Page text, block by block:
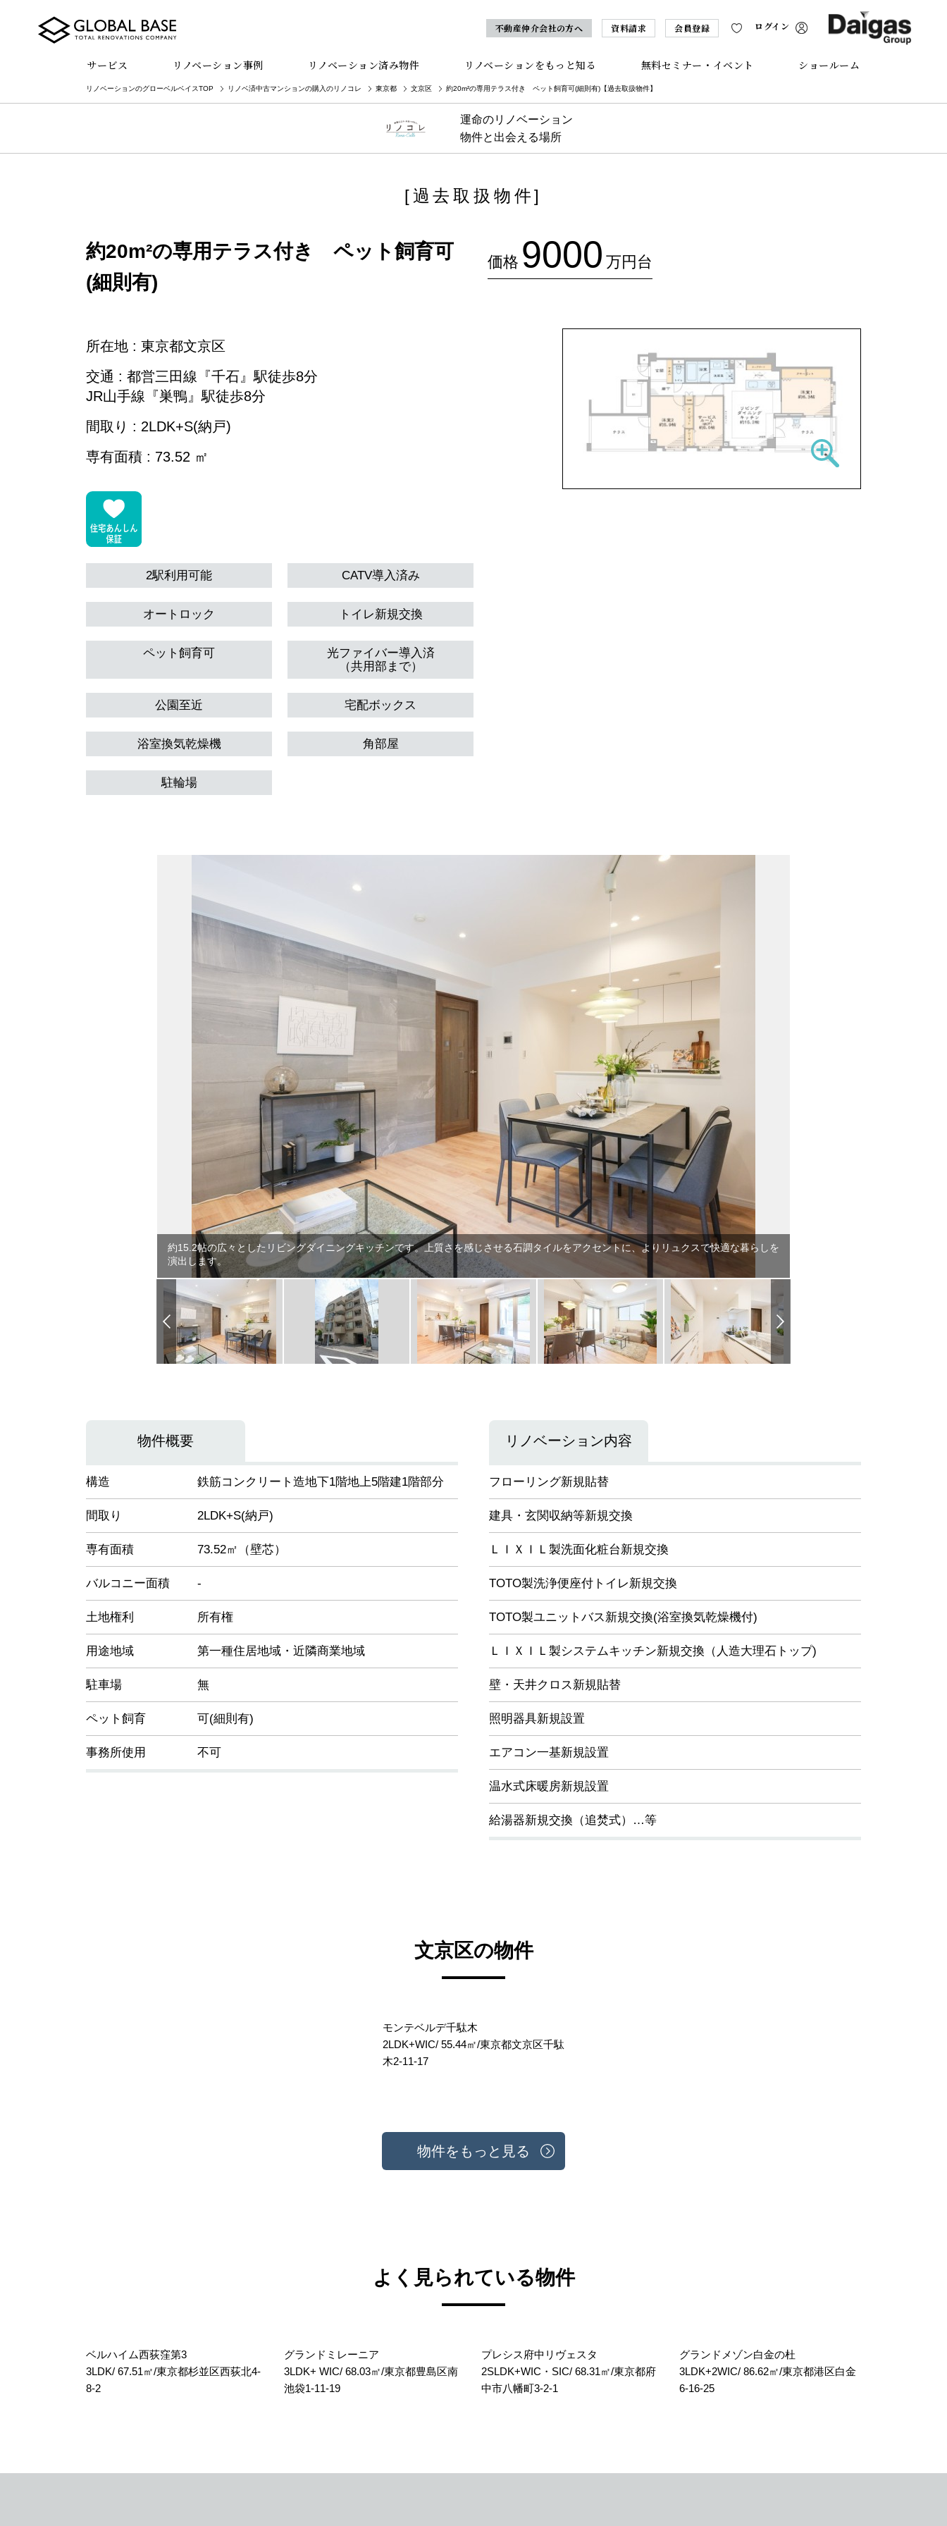
不動産仲介会社の方へ 資料請求 会員登録 ログイン
サービス リノベーション事例 リノベーション済み物件 リノベーションをもっと知る 無料セミナー・イベント ショールーム
リノベーションのグローベルベイスTOP リノベ済中古マンションの購入のリノコレ 東京都 文京区 約20m²の専用テラス付き ペット飼育可(細則有)【過去取扱物件】
運命のリノベーション
物件と出会える場所
[過去取扱物件]
約20m²の専用テラス付き ペット飼育可
(細則有)
価格 9000 万円台
所在地 : 東京都文京区
交通 : 都営三田線『千石』駅徒歩8分
JR山手線『巣鴨』駅徒歩8分
間取り : 2LDK+S(納戸)
専有面積 : 73.52 ㎡
2駅利用可能 CATV導入済み
オートロック トイレ新規交換
ペット飼育可
光ファイバー導入済
（共用部まで）
公園至近 宅配ボックス
浴室換気乾燥機 角部屋
駐輪場
約15.2帖の広々としたリビングダイニングキッチンです。上質さを感じさせる石調タイルをアクセントに、よりリュクスで快適な暮らしを
演出します。
物件概要 リノベーション内容
構造 鉄筋コンクリート造地下1階地上5階建1階部分
間取り 2LDK+S(納戸)
専有面積 73.52㎡（壁芯）
バルコニー面積 -
土地権利 所有権
用途地域 第一種住居地域・近隣商業地域
駐車場 無
ペット飼育 可(細則有)
事務所使用 不可
フローリング新規貼替
建具・玄関収納等新規交換
ＬＩＸＩＬ製洗面化粧台新規交換
TOTO製洗浄便座付トイレ新規交換
TOTO製ユニットバス新規交換(浴室換気乾燥機付)
ＬＩＸＩＬ製システムキッチン新規交換（人造大理石トップ)
壁・天井クロス新規貼替
照明器具新規設置
エアコン一基新規設置
温水式床暖房新規設置
給湯器新規交換（追焚式）…等
文京区の物件
モンテベルデ千駄木
2LDK+WIC/ 55.44㎡/東京都文京区千駄
木2-11-17
物件をもっと見る
よく見られている物件
ベルハイム西荻窪第3
3LDK/ 67.51㎡/東京都杉並区西荻北4-
8-2
グランドミレーニア
3LDK+ WIC/ 68.03㎡/東京都豊島区南
池袋1-11-19
プレシス府中リヴェスタ
2SLDK+WIC・SIC/ 68.31㎡/東京都府
中市八幡町3-2-1
グランドメゾン白金の杜
3LDK+2WIC/ 86.62㎡/東京都港区白金
6-16-25